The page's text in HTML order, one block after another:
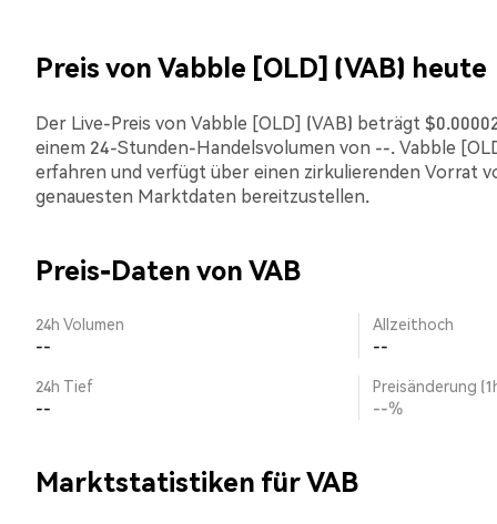
Preis von Vabble [OLD] (VAB) heute
Der Live-Preis von Vabble [OLD] (VAB) beträgt
einem 24-Stunden-Handelsvolumen von --. Vabble
erfahren und verfügt über einen zirkulierenden Vorrat
genauesten Marktdaten bereitzustellen.
Preis-Daten von VAB
24h Volumen
--
Allzeithoch
--
24h Tief
--
Preisänderung
--%
Marktstatistiken für VAB